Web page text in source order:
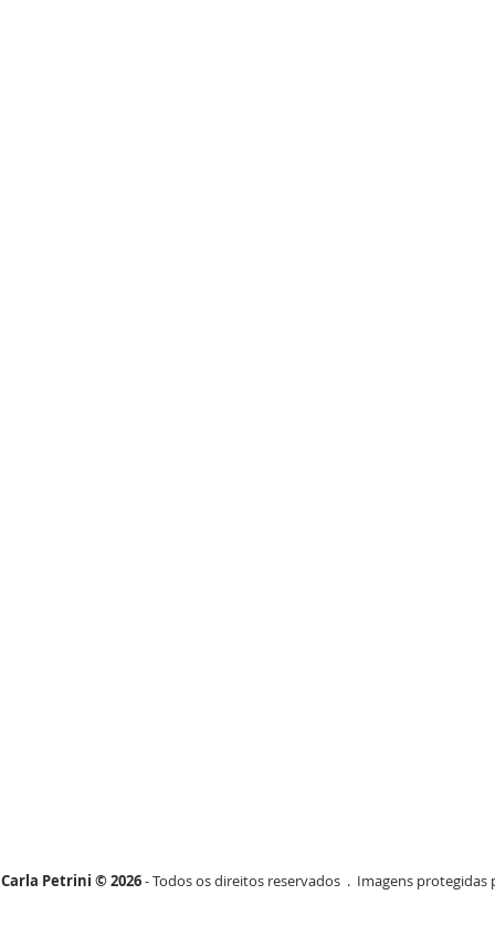
Carla Petrini © 2026- Todos os direitos reservados . Imagens